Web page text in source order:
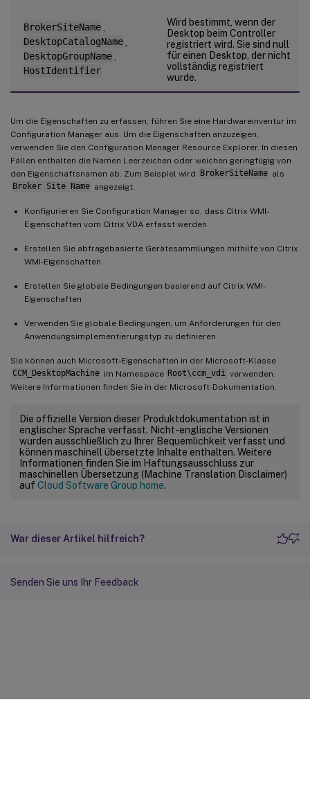
BrokerSiteName
DesktopCatalogName
DesktopGroupName
HostIdentifier
Wird bestimmt, wenn der
Desktop beim Controller
registriert wird. Sie sind null
für einen Desktop, der nicht
vollständig registriert
wurde.
Um die Eigenschaften zu erfassen, führen Sie eine Hardwareinventur im
Configuration Manager aus. Um die Eigenschaften anzuzeigen,
verwenden Sie den Configuration Manager Resource Explorer. In diesen
Fällen enthalten die Namen Leerzeichen oder weichen geringfügig von
den Eigenschaftsnamen ab. Zum Beispiel wird
BrokerSiteName als
Broker Site Name angezeigt.
Konfigurieren Sie Configuration Manager so, dass Citrix WMI-
Eigenschaften vom Citrix VDA erfasst werden
Erstellen Sie abfragebasierte Gerätesammlungen mithilfe von Citrix
WMI-Eigenschaften
Erstellen Sie globale Bedingungen basierend auf Citrix WMI-
Eigenschaften
Verwenden Sie globale Bedingungen, um Anforderungen für den
Anwendungsimplementierungstyp zu definieren
Sie können auch Microsoft-Eigenschaften in der Microsoft-Klasse
CCM_DesktopMachine im Namespace Root\ccm_vdi verwenden.
Weitere Informationen finden Sie in der Microsoft-Dokumentation.
Die offizielle Version dieser Produktdokumentation ist in
englischer Sprache verfasst. Nicht-englische Versionen
wurden ausschließlich zu Ihrer Bequemlichkeit verfasst und
können maschinell übersetzte Inhalte enthalten. Weitere
Informationen finden Sie im Haftungsausschluss zur
maschinellen Übersetzung (Machine Translation Disclaimer)
auf Cloud Software Group home.
War dieser Artikel hilfreich?
Senden Sie uns Ihr Feedback